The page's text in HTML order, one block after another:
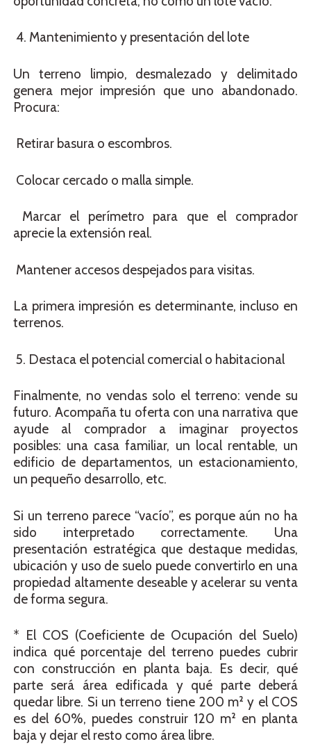
4. Mantenimiento y presentación del lote
Un terreno limpio, desmalezado y delimitado
genera mejor impresión que uno abandonado.
Procura:
Retirar basura o escombros.
Colocar cercado o malla simple.
Marcar el perímetro para que el comprador
aprecie la extensión real.
Mantener accesos despejados para visitas.
La primera impresión es determinante, incluso en
terrenos.
5. Destaca el potencial comercial o habitacional
Finalmente, no vendas solo el terreno: vende su
futuro. Acompaña tu oferta con una narrativa que
ayude al comprador a imaginar proyectos
posibles: una casa familiar, un local rentable, un
edificio de departamentos, un estacionamiento,
un pequeño desarrollo, etc.
Si un terreno parece “vacío”, es porque aún no ha
sido interpretado correctamente. Una
presentación estratégica que destaque medidas,
ubicación y uso de suelo puede convertirlo en una
propiedad altamente deseable y acelerar su venta
de forma segura.
* El COS (Coeficiente de Ocupación del Suelo)
indica qué porcentaje del terreno puedes cubrir
con construcción en planta baja. Es decir, qué
parte será área edificada y qué parte deberá
quedar libre. Si un terreno tiene 200 m² y el COS
es del 60%, puedes construir 120 m² en planta
baja y dejar el resto como área libre.